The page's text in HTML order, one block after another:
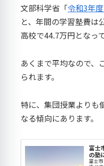
文部科学省「令和3年
と、年間の学習塾費は
高校で44.7万円となっ
あくまで平均なので、
られます。
特に、集団授業よりも
なる傾向にあります。
富士
の塾
富士